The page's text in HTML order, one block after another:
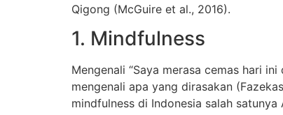
Qigong (McGuire et al., 2016).
1. Mindfulness
Mengenali “Saya merasa cemas hari
mengenali apa yang dirasakan
mindfulness di Indonesia salah